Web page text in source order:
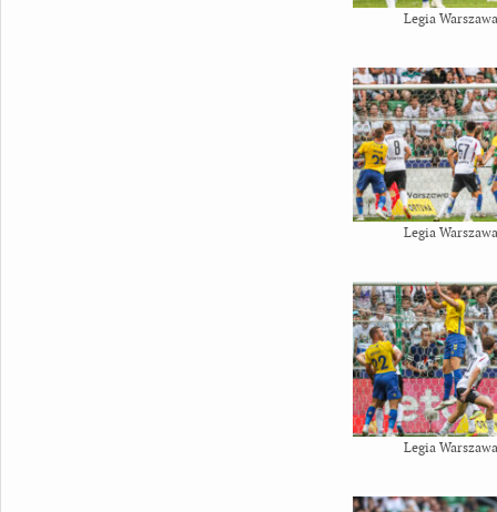
Legia
Legia
Legia